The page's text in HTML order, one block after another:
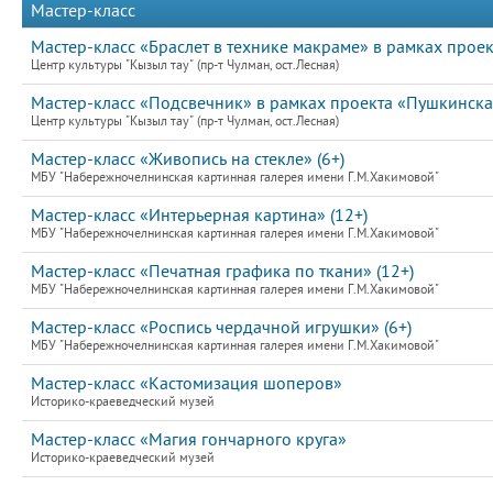
Мастер-класс
Мастер-класс «Браслет в технике макраме» в рамках
Центр культуры "Кызыл тау" (пр-т Чулман, ост.Лесная)
Мастер-класс «Подсвечник» в рамках проекта
Центр культуры "Кызыл тау" (пр-т Чулман, ост.Лесная)
Мастер-класс «Живопись на стекле» (6+)
МБУ "Набережночелнинская картинная галерея имени Г.М.Хакимовой"
Мастер-класс «Интерьерная картина» (12+)
МБУ "Набережночелнинская картинная галерея имени Г.М.Хакимовой"
Мастер-класс «Печатная графика по ткани» (12+)
МБУ "Набережночелнинская картинная галерея имени Г.М.Хакимовой"
Мастер-класс «Роспись чердачной игрушки» (6+)
МБУ "Набережночелнинская картинная галерея имени Г.М.Хакимовой"
Мастер-класс «Кастомизация шоперов»
Историко-краеведческий музей
Мастер-класс «Магия гончарного круга»
Историко-краеведческий музей